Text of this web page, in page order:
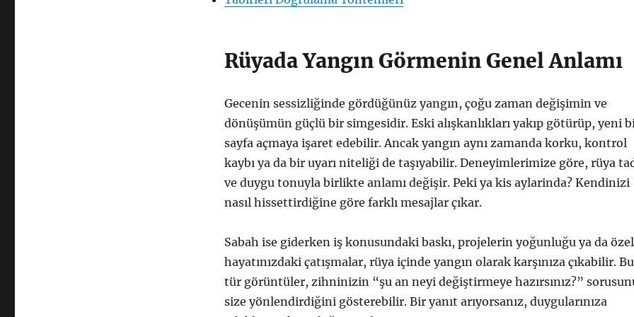
Rüyada Yangın Görmenin Genel Anlamı
Gecenin sessizliğinde gördüğünüz yangın, çoğu zaman değişimin ve
dönüşümün güçlü bir simgesidir. Eski alışkanlıkları yakıp götürüp, yeni
sayfa açmaya işaret edebilir. Ancak yangın aynı zamanda korku, kontrol
kaybı ya da bir uyarı niteliği de taşıyabilir. Deneyimlerimize göre, rüya
ve duygu tonuyla birlikte anlamı değişir. Peki ya kis aylarinda? Kendinizi
nasıl hissettirdiğine göre farklı mesajlar çıkar.
Sabah ise giderken iş konusundaki baskı, projelerin yoğunluğu ya da özel
hayatınızdaki çatışmalar, rüya içinde yangın olarak karşınıza çıkabilir. Bu
tür görüntüler, zihninizin “şu an neyi değiştirmeye hazırsınız?”
size yönlendirdiğini gösterebilir. Bir yanıt arıyorsanız, duygularınıza